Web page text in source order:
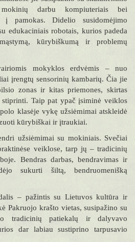
darbu kompiuteriais bei
į pamokas. Didelio susidomėjimo
edukaciniais robotais, kurios padeda
kūrybiškumą ir problemų
mokyklos erdvėmis – nuo
įrengtų sensorinių kambarių. Čia jie
zonas ir kitas priemones, skirtas
Taip pat ypač įsiminė veiklos
klasėje vykę užsiėmimai atskleidė
kūrybiškai ir įtraukiai.
užsiėmimai su mokiniais. Svečiai
veiklose, tarp jų – tradicinių
Bendras darbas, bendravimas ir
sukurti šiltą, bendruomenišką
– pažintis su Lietuvos kultūra ir
Pakruojo krašto vietas, susipažino su
tradicinių patiekalų ir dalyvavo
dar labiau sustiprino tarpusavio